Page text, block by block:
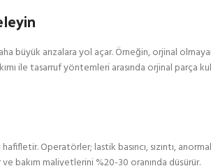
büyük arızalara yol açar. Örneğin, orjinal
ile tasarruf yöntemleri arasında orjinal parça
Operatörler; lastik basıncı, sızıntı,